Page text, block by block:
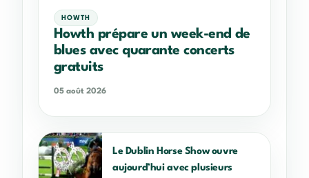
HOWTH
Howth prépare un week-end de
blues avec quarante concerts
gratuits
05 août 2026
Le Dublin Horse Show ouvre
aujourd’hui avec plusieurs